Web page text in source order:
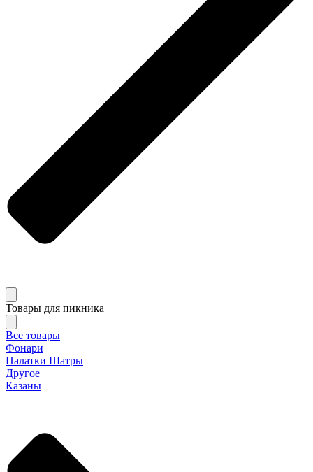
Товары для пикника
Все товары
Фонари
Палатки Шатры
Другое
Казаны